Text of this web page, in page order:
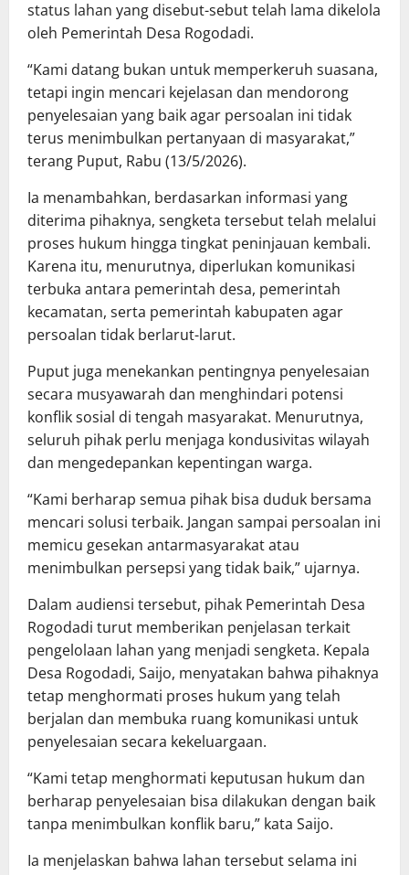
status lahan yang disebut-sebut telah lama dikelola
oleh Pemerintah Desa Rogodadi.
“Kami datang bukan untuk memperkeruh suasana,
tetapi ingin mencari kejelasan dan mendorong
penyelesaian yang baik agar persoalan ini tidak
terus menimbulkan pertanyaan di masyarakat,”
terang Puput, Rabu (13/5/2026).
Ia menambahkan, berdasarkan informasi yang
diterima pihaknya, sengketa tersebut telah melalui
proses hukum hingga tingkat peninjauan kembali.
Karena itu, menurutnya, diperlukan komunikasi
terbuka antara pemerintah desa, pemerintah
kecamatan, serta pemerintah kabupaten agar
persoalan tidak berlarut-larut.
Puput juga menekankan pentingnya penyelesaian
secara musyawarah dan menghindari potensi
konflik sosial di tengah masyarakat. Menurutnya,
seluruh pihak perlu menjaga kondusivitas wilayah
dan mengedepankan kepentingan warga.
“Kami berharap semua pihak bisa duduk bersama
mencari solusi terbaik. Jangan sampai persoalan ini
memicu gesekan antarmasyarakat atau
menimbulkan persepsi yang tidak baik,” ujarnya.
Dalam audiensi tersebut, pihak Pemerintah Desa
Rogodadi turut memberikan penjelasan terkait
pengelolaan lahan yang menjadi sengketa. Kepala
Desa Rogodadi, Saijo, menyatakan bahwa pihaknya
tetap menghormati proses hukum yang telah
berjalan dan membuka ruang komunikasi untuk
penyelesaian secara kekeluargaan.
“Kami tetap menghormati keputusan hukum dan
berharap penyelesaian bisa dilakukan dengan baik
tanpa menimbulkan konflik baru,” kata Saijo.
Ia menjelaskan bahwa lahan tersebut selama ini